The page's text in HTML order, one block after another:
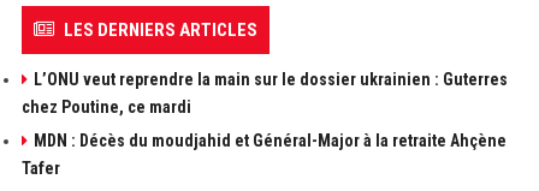
LES DERNIERS ARTICLES
L’ONU veut reprendre la main sur le dossier ukrainien : Guterres
chez Poutine, ce mardi
MDN : Décès du moudjahid et Général-Major à la retraite Ahçène
Tafer